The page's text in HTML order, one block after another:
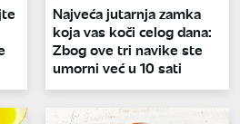
Najveća jutarnja zamka
koja vas koči celog dana:
Zbog ove tri navike ste
umorni već u 10 sati